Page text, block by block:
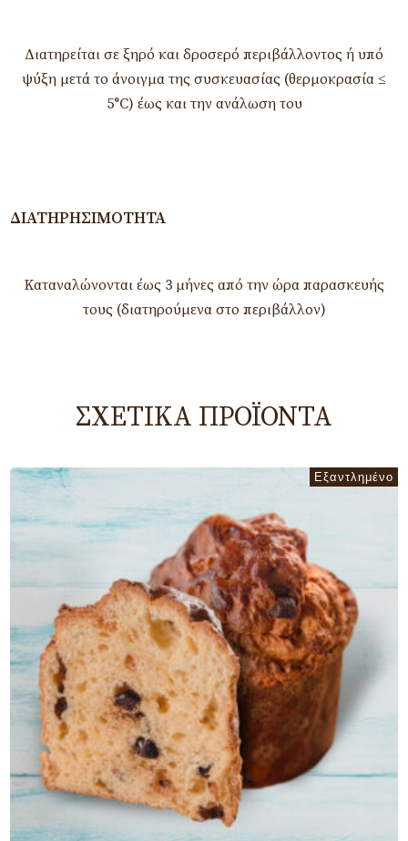
Διατηρείται σε ξηρό και δροσερό περιβάλλοντος ή υπό
ψύξη μετά το άνοιγμα της συσκευασίας (θερμοκρασία ≤
5°C) έως και την ανάλωση του
ΔΙΑΤΗΡΗΣΙΜΌΤΗΤΑ
Καταναλώνονται έως 3 μήνες από την ώρα παρασκευής
τους (διατηρούμενα στο περιβάλλον)
ΣΧΕΤΙΚΆ ΠΡΟΪΌΝΤΑ
Εξαντλημένο